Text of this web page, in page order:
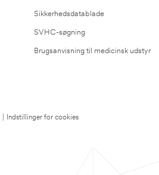
Sikkerhedsdatablade
SVHC-søgning
Brugsanvisning til medicinsk udstyr
Indstillinger for cookies